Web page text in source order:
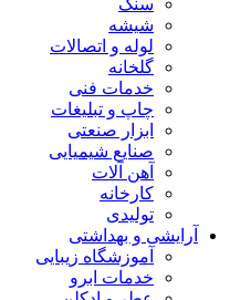
سنگ
شیشه
لوله و اتصالات
گلخانه
خدمات فنی
چاپ و تبلیغات
ابزار صنعتی
صنایع شیمیایی
آهن آلات
کارخانه
تولیدی
آرایشی و بهداشتی
آموزشگاه زیبایی
خدمات ابرو